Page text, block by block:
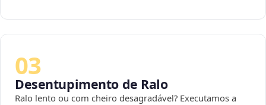
03
Desentupimento de Ralo
Ralo lento ou com cheiro desagradável? Executamos a